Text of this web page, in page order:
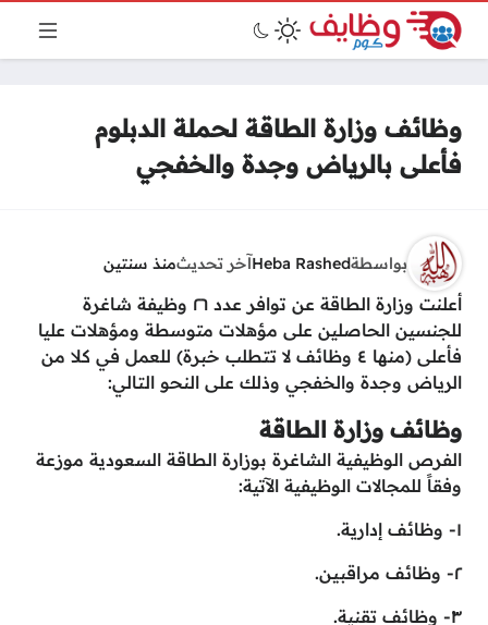
وظائف وزارة الطاقة لحملة الدبلوم
فأعلى بالرياض وجدة والخفجي
بواسطةHeba Rashedآخر تحديثمنذ سنتين
أعلنت وزارة الطاقة عن توافر عدد ٢٦ وظيفة شاغرة
للجنسين الحاصلين على مؤهلات متوسطة ومؤهلات عليا
فأعلى (منها ٤ وظائف لا تتطلب خبرة) للعمل في كلا من
الرياض وجدة والخفجي وذلك على النحو التالي:
وظائف وزارة الطاقة
الفرص الوظيفية الشاغرة بوزارة الطاقة السعودية موزعة
وفقاً للمجالات الوظيفية الآتية:
١- وظائف إدارية.
٢- وظائف مراقبين.
٣- وظائف تقنية.